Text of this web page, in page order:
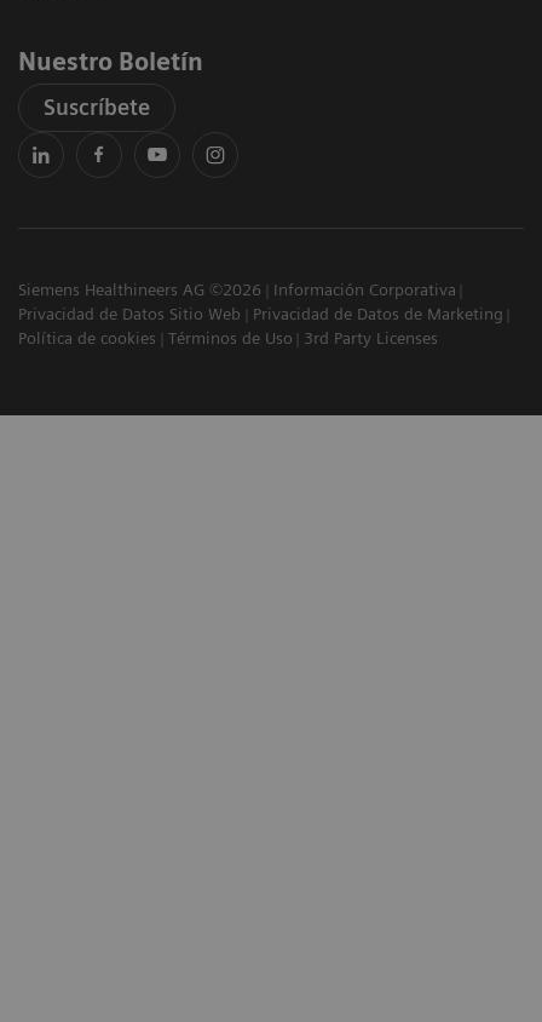
Nuestro Boletín
Suscríbete
Siemens Healthineers AG ©2026
Información Corporativa
Privacidad de Datos Sitio Web
Privacidad de Datos de Marketing
Política de cookies
Términos de Uso 3rd Party Licenses